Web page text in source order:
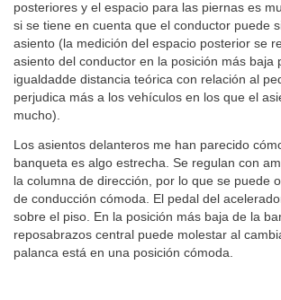
posteriores y el espacio para las piernas es
si se tiene en cuenta que el conductor puede
asiento (la medición del espacio posterior se
asiento del conductor en la posición más baja
igualdadde distancia teórica con relación al
perjudica más a los vehículos en los que el
mucho).
Los asientos delanteros me han parecido
banqueta es algo estrecha. Se regulan con
la columna de dirección, por lo que se puede
de conducción cómoda. El pedal del
sobre el piso. En la posición más baja de la
reposabrazos central puede molestar al
palanca está en una posición cómoda.